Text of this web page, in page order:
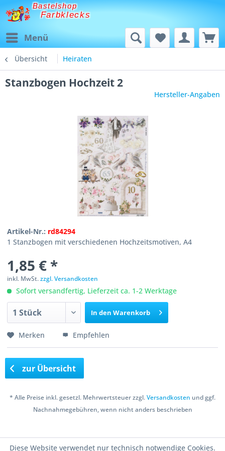
Bastelshop
Farbklecks
Menü
Übersicht Heiraten
Stanzbogen Hochzeit 2
Hersteller-Angaben
Artikel-Nr.: rd84294
1 Stanzbogen mit verschiedenen Hochzeitsmotiven, A4
1,85 € *
inkl. MwSt.zzgl. Versandkosten
Sofort versandfertig, Lieferzeit ca. 1-2 Werktage
In den Warenkorb
Merken Empfehlen
zur Übersicht
* Alle Preise inkl. gesetzl. Mehrwertsteuer zzgl.Versandkosten und ggf.
Nachnahmegebühren, wenn nicht anders beschrieben
Diese Website verwendet nur technisch notwendige Cookies.